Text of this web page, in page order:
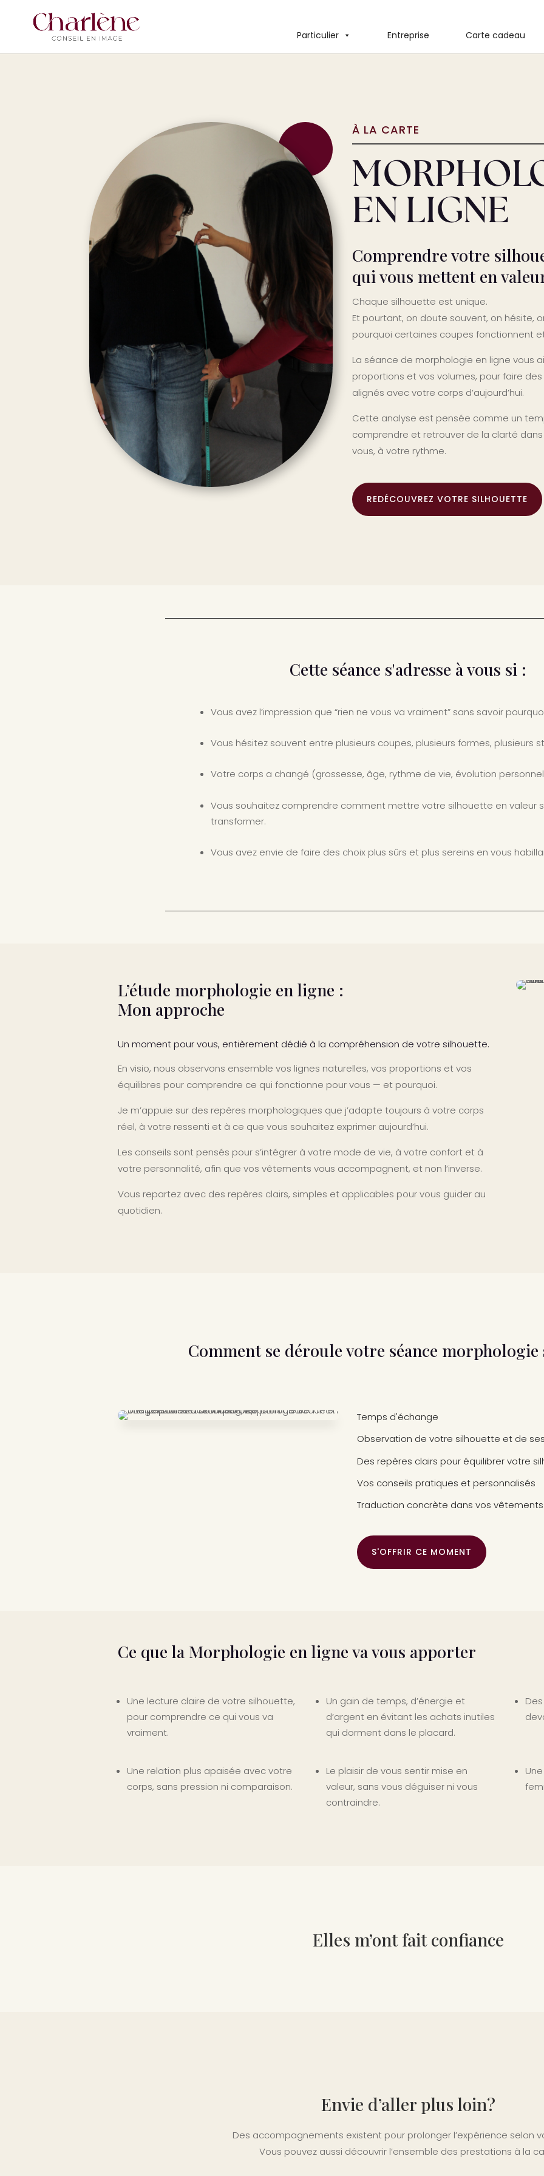
Particulier Entreprise Carte cadeau
À LA CARTE
EN LIGNE
Comprendre votre
qui vous mettent en
Chaque silhouette est unique.
Et pourtant, on doute souvent, on hésite,
pourquoi certaines coupes fonctionnent
La séance de morphologie en ligne vous
proportions et vos volumes, pour faire
alignés avec votre corps d’aujourd’hui.
Cette analyse est pensée comme un
comprendre et retrouver de la clarté
vous, à votre rythme.
REDÉCOUVREZ VOTRE SILHOUETTE
Cette séance s'adresse à vous si :
Vous avez l’impression que “rien ne vous va vraiment” sans savoir
Vous hésitez souvent entre plusieurs coupes, plusieurs formes, plusieurs
Votre corps a changé (grossesse, âge, rythme de vie, évolution
Vous souhaitez comprendre comment mettre votre silhouette en valeur
transformer.
Vous avez envie de faire des choix plus sûrs et plus sereins en vous
L’étude morphologie en ligne :
Mon approche
Un moment pour vous, entièrement dédié à la compréhension de votre silhouette.
En visio, nous observons ensemble vos lignes naturelles, vos proportions et vos
équilibres pour comprendre ce qui fonctionne pour vous — et pourquoi.
Je m’appuie sur des repères morphologiques que j’adapte toujours à votre corps
réel, à votre ressenti et à ce que vous souhaitez exprimer aujourd’hui.
Les conseils sont pensés pour s’intégrer à votre mode de vie, à votre confort et à
votre personnalité, afin que vos vêtements vous accompagnent, et non l’inverse.
Vous repartez avec des repères clairs, simples et applicables pour vous guider au
quotidien.
Comment se déroule votre séance
Temps d'échange
Observation de votre silhouette et de
Des repères clairs pour équilibrer votre
Vos conseils pratiques et personnalisés
Traduction concrète dans vos
S'OFFRIR CE MOMENT
Ce que la Morphologie en ligne va vous apporter
Une lecture claire de votre silhouette,
pour comprendre ce qui vous va
vraiment.
Un gain de temps, d’énergie et
d’argent en évitant les achats inutiles
qui dorment dans le placard.
Une relation plus apaisée avec votre
corps, sans pression ni comparaison.
Le plaisir de vous sentir mise en
valeur, sans vous déguiser ni vous
contraindre.
Elles m’ont fait confiance
Envie d’aller plus loin?
Des accompagnements existent pour prolonger l’expérience selon
Vous pouvez aussi découvrir l’ensemble des prestations à la